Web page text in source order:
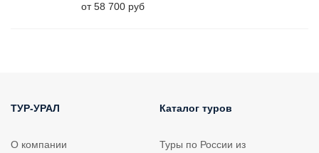
от 58 700 руб
ТУР-УРАЛ
О компании
Каталог туров
Туры по России из